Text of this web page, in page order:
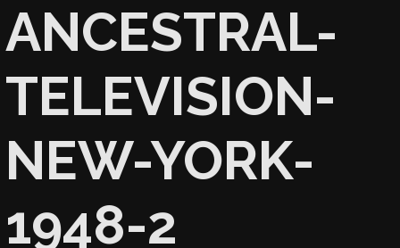
ANCESTRAL-
TELEVISION-
NEW-YORK-
1948-2